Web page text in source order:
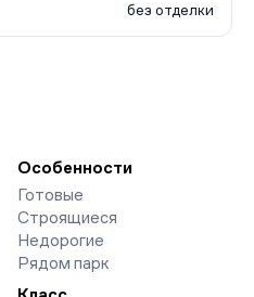
без отделки
Особенности
Готовые
Строящиеся
Недорогие
Рядом парк